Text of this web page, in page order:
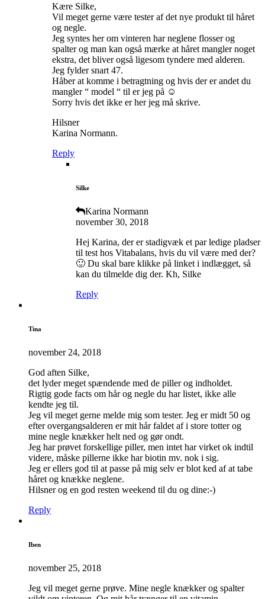
Kære Silke,
Vil meget gerne være tester af det nye produkt til håret
og negle.
Jeg syntes her om vinteren har neglene flosser og
spalter og man kan også mærke at håret mangler noget
ekstra, det bliver også ligesom tyndere med alderen.
Jeg fylder snart 47.
Håber at komme i betragtning og hvis der er andet du
mangler “ model “ til er jeg på ☺️
Sorry hvis det ikke er her jeg må skrive.
Hilsner
Karina Normann.
Reply
Silke
Karina Normann
november 30, 2018
Hej Karina, der er stadigvæk et par ledige pladser
til test hos Vitabalans, hvis du vil være med der?
🙂 Du skal bare klikke på linket i indlægget, så
kan du tilmelde dig der. Kh, Silke
Reply
Tina
november 24, 2018
God aften Silke,
det lyder meget spændende med de piller og indholdet.
Rigtig gode facts om hår og negle du har listet, ikke alle
kendte jeg til.
Jeg vil meget gerne melde mig som tester. Jeg er midt 50 og
efter overgangsalderen er mit hår faldet af i store totter og
mine negle knækker helt ned og gør ondt.
Jeg har prøvet forskellige piller, men intet har virket ok indtil
videre, måske pillerne ikke har biotin mv. nok i sig.
Jeg er ellers god til at passe på mig selv er blot ked af at tabe
håret og knække neglene.
Hilsner og en god resten weekend til du og dine:-)
Reply
Iben
november 25, 2018
Jeg vil meget gerne prøve. Mine negle knækker og spalter